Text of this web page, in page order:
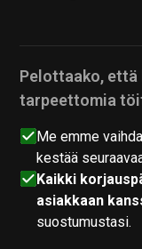
Pelottaako, että
tarpeettomia
Me emme
kestää
Kaikki
asiakkaan
suostumustasi.